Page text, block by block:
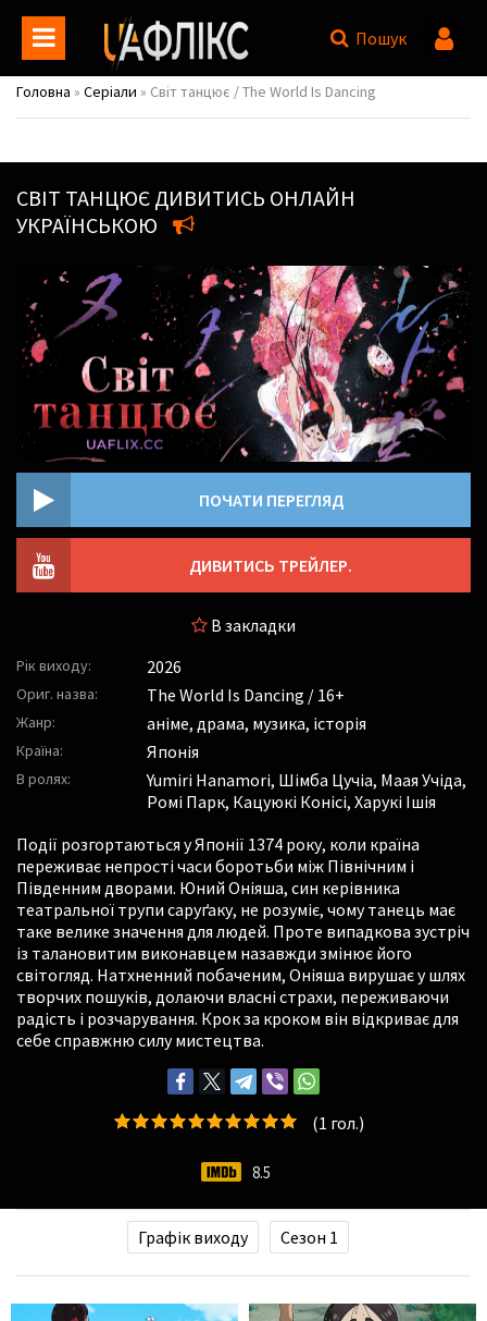
Пошук
Головна » Серіали » Світ танцює / The World Is Dancing
СВІТ ТАНЦЮЄ ДИВИТИСЬ ОНЛАЙН
УКРАЇНСЬКОЮ
ПОЧАТИ ПЕРЕГЛЯД
ДИВИТИСЬ ТРЕЙЛЕР.
В закладки
Рік виходу: 2026
Ориг. назва: The World Is Dancing / 16+
Жанр: аніме, драма, музика, історія
Країна: Японія
В ролях: Yumiri Hanamori, Шімба Цучіа, Маая Учіда,
Ромі Парк, Кацуюкі Конісі, Харукі Ішія
Події розгортаються у Японії 1374 року, коли країна
переживає непрості часи боротьби між Північним і
Південним дворами. Юний Оніяша, син керівника
театральної трупи саруґаку, не розуміє, чому танець має
таке велике значення для людей. Проте випадкова зустріч
із талановитим виконавцем назавжди змінює його
світогляд. Натхненний побаченим, Оніяша вирушає у шлях
творчих пошуків, долаючи власні страхи, переживаючи
радість і розчарування. Крок за кроком він відкриває для
себе справжню силу мистецтва.
(1 гол.)
8.5
Графік виходу Сезон 1